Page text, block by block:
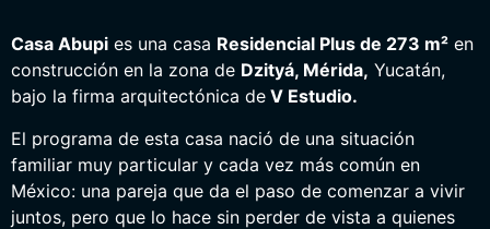
Casa Abupi es una casa Residencial Plus de 273 m² en
construcción en la zona de Dzityá, Mérida, Yucatán,
bajo la firma arquitectónica de V Estudio.
El programa de esta casa nació de una situación
familiar muy particular y cada vez más común en
México: una pareja que da el paso de comenzar a vivir
juntos, pero que lo hace sin perder de vista a quienes